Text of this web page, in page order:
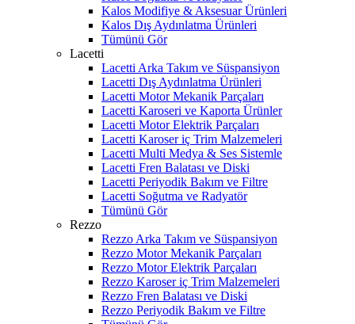
Kalos Modifiye & Aksesuar Ürünleri
Kalos Dış Aydınlatma Ürünleri
Tümünü Gör
Lacetti
Lacetti Arka Takım ve Süspansiyon
Lacetti Dış Aydınlatma Ürünleri
Lacetti Motor Mekanik Parçaları
Lacetti Karoseri ve Kaporta Ürünler
Lacetti Motor Elektrik Parçaları
Lacetti Karoser iç Trim Malzemeleri
Lacetti Multi Medya & Ses Sistemle
Lacetti Fren Balatası ve Diski
Lacetti Periyodik Bakım ve Filtre
Lacetti Soğutma ve Radyatör
Tümünü Gör
Rezzo
Rezzo Arka Takım ve Süspansiyon
Rezzo Motor Mekanik Parçaları
Rezzo Motor Elektrik Parçaları
Rezzo Karoser iç Trim Malzemeleri
Rezzo Fren Balatası ve Diski
Rezzo Periyodik Bakım ve Filtre